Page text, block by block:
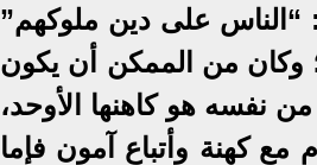
“الناس على دين ملوكهم”
وكان من الممكن أن يكون
نفسه هو كاهنها الأوحد،
مع كهنة وأتباع آمون فإما